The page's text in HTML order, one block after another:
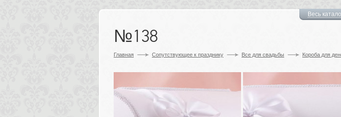
Весь
№138
Главная Сопутствующее к празднику Все для свадьбы Короба для